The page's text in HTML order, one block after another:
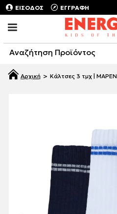
ΕΙΣΟΔΟΣ ΕΓΓΡΑΦΗ
Κάλτσες 3 τμχ | ΜΑΡΕΝ